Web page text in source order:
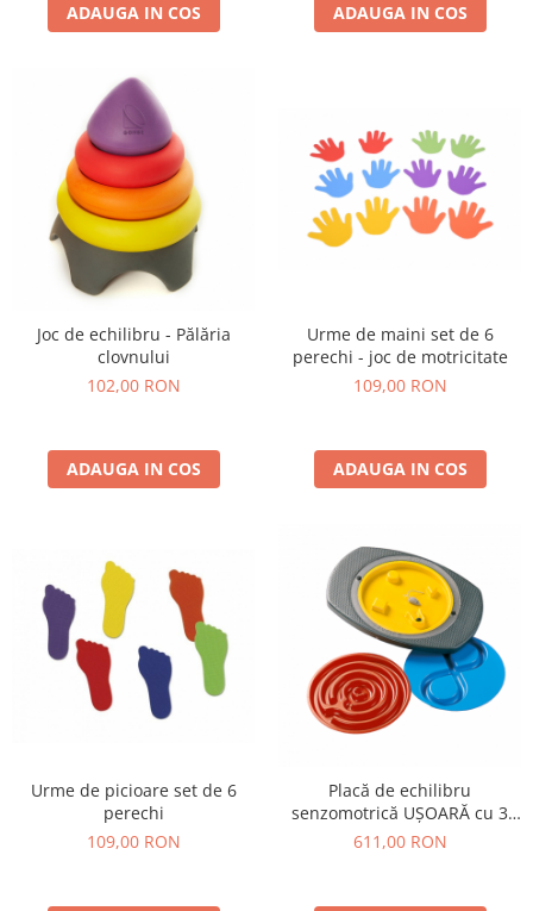
ADAUGA IN COS ADAUGA IN COS
Joc de echilibru - Pălăria
clovnului
102,00 RON
ADAUGA IN COS
Urme de maini set de 6
perechi - joc de motricitate
109,00 RON
ADAUGA IN COS
Urme de picioare set de 6
perechi
109,00 RON
Placă de echilibru
senzomotrică UȘOARĂ cu 3
modele
611,00 RON